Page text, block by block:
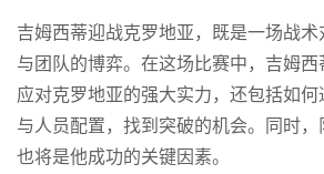
吉姆西蒂迎战克罗地亚，既是一场战
与团队的博弈。在这场比赛中，吉姆
应对克罗地亚的强大实力，还包括如
与人员配置，找到突破的机会。同时
也将是他成功的关键因素。